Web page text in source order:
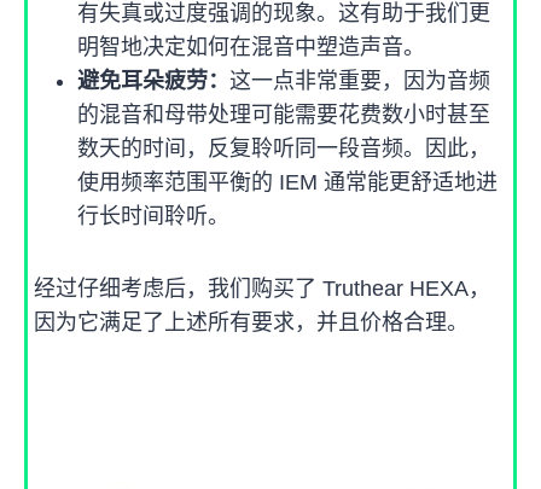
有失真或过度强调的现象。这有助于我们更
明智地决定如何在混音中塑造声音。
避免耳朵疲劳： 这一点非常重要，因为音频
的混音和母带处理可能需要花费数小时甚至
数天的时间，反复聆听同一段音频。因此，
使用频率范围平衡的 IEM 通常能更舒适地进
行长时间聆听。
经过仔细考虑后，我们购买了 Truthear HEXA，
因为它满足了上述所有要求，并且价格合理。